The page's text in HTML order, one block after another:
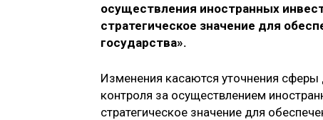
осуществления иностранных
стратегическое значение для
государства».
Изменения касаются уточнения
контроля за осуществлением
стратегическое значение для